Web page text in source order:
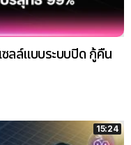
ลล์แบบระบบปิด กู้คืน
15:24